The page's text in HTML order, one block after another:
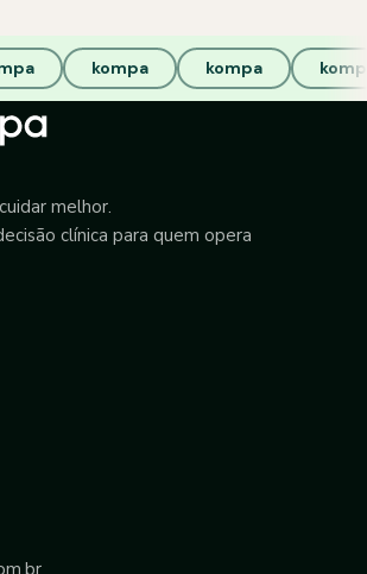
kompa kompa
melhor.
clínica para quem opera